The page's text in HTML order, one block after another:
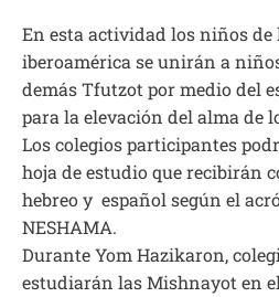
En esta actividad los niños de
iberoamérica se unirán a
demás Tfutzot por medio del
para la elevación del alma de
Los colegios participantes
hoja de estudio que recibirán
hebreo y español según el
NESHAMA.
Durante Yom Hazikaron,
estudiarán las Mishnayot en